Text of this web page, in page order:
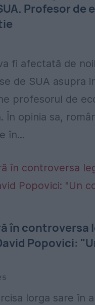
Profesor de
fi afectată de
de SUA asupra
profesorul de
În opinia sa,
în...
în controversa
Popovici:
Iorga sare în